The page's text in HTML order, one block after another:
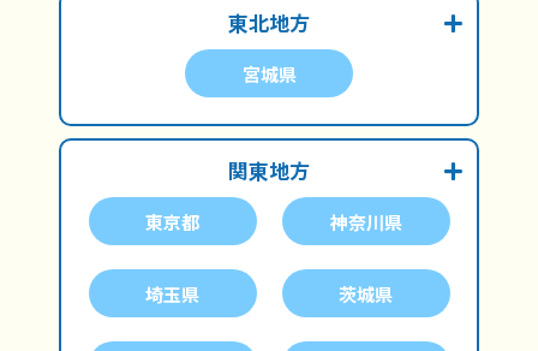
関東地方
東京都 神奈川県
埼玉県 茨城県
東北地方
宮城県